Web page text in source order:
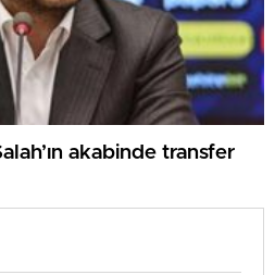
akabinde transfer